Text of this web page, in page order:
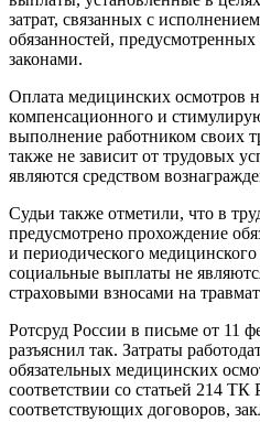
затрат, связанных с
обязанностей,
законами.
Оплата медицинских осмотров
компенсационного и
выполнение работником своих
также не зависит от трудовых
являются средством
Судьи также отметили, что в
предусмотрено прохождение
и периодического
социальные выплаты не
страховыми взносами на
Ротсруд России в письме от 11
разъяснил так. Затраты
обязательных медицинских
соответствии со статьей 214
соответствующих договоров,